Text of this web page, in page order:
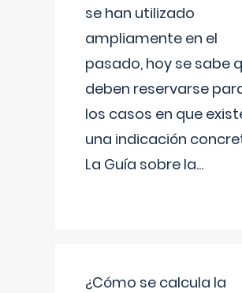
se han utilizado
ampliamente en el
pasado, hoy se sabe
deben reservarse
los casos en que
una indicación
La Guía sobre la...
¿Cómo se calcula la